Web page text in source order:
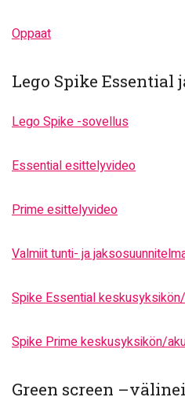
Oppaat
Lego Spike Essential
Lego Spike -sovellus
Essential esittelyvideo
Prime esittelyvideo
Valmiit tunti- ja
Spike Essential
Spike Prime keskusyksikön/
Green screen